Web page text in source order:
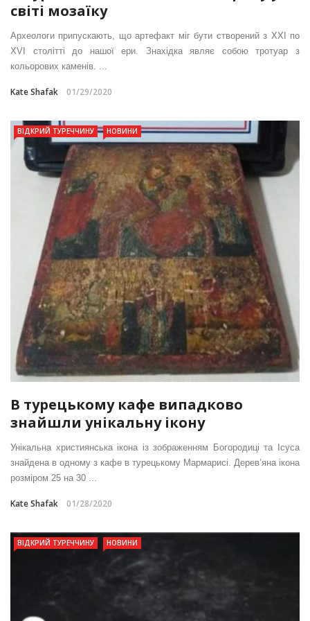
світі мозаїку
Археологи припускають, що артефакт міг бути створений з XXI по
XVI столітті до нашої ери. Знахідка являє собою тротуар з
кольорових каменів. ...
Kate Shafak 01/29/2020
ВІДКРИЙ ТУРЕЧЧИНУ НОВИНИ
В турецькому кафе випадково
знайшли унікальну ікону
Унікальна християнська ікона із зображенням Богородиці та Ісуса
знайдена в одному з кафе в турецькому Мармарисі. Дерев’яна ікона
розміром 25 на 30 ...
Kate Shafak 01/28/2020
ВІДКРИЙ ТУРЕЧЧИНУ НОВИНИ